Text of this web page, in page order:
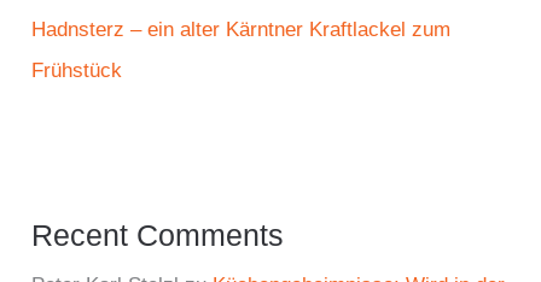
Hadnsterz – ein alter Kärntner Kraftlackel zum
Frühstück
Recent Comments